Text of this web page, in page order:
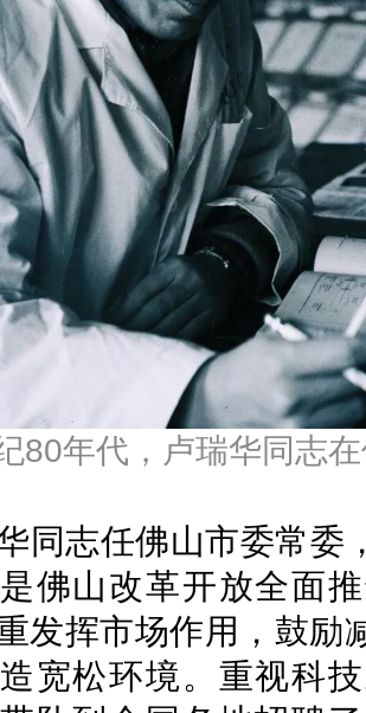
80年代，卢瑞华同志
同志任佛山市委常委
佛山改革开放全面
发挥市场作用，鼓励
宽松环境。重视科